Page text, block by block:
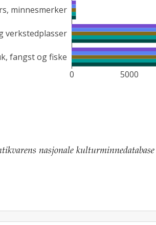
0 5000
fangst og fiske
verkstedplasser
minnesmerker
nasjonale kulturminnedatabase